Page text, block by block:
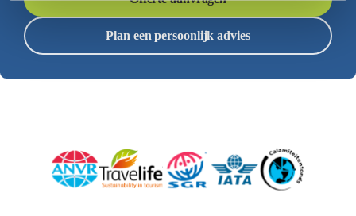
Plan een persoonlijk advies